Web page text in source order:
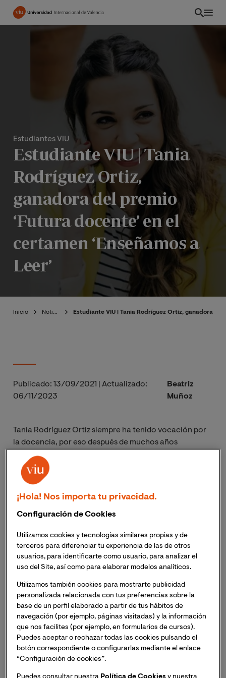
Pasar
contenido
Estudiantes VIU
Estudiante VIU | Tania
Rodríguez Ortiz,
ganadora del premio
‘Futura docente’ en el
certamen ‘Enseñamos a
Leer’
Inicio Noticias Estudiante VIU | Tania Rodríguez Ortiz, ganadora del
Publicado: 13/09/2021
Actualizado:
06/11/2023
Beatriz
Muñoz
Tania Rodríguez Ortiz siempre ha tenido vocación por
la docencia, por eso después de muchos años
ejerciendo como maestra de inglés en el sector
privado, en 2021 decidió dar el siguiente paso y
actualizar su titulación en VIU, matriculándose en el
Lengua Extranjera (inglés). Este mismo año, a través del
campus de la universidad descubrió el concurso
Manuel Lara y VIU, y decidió participar en la categoría
‘Futura docente’, con un proyecto bautizado ‘Leer y
soñar, todo es empezar’. Su propuesta, orientada a
primeros años de infancia, conquistó al jurado del
premio gracias a su metodología activa, motivadora y
participativa, y su original propuesta para generar una
rutina lectora tanto en los propios niños como en su
contexto familiar con la ayuda de ‘booktubers’.
Para conocer un poco más sobre su historia, su
proyecto y su experiencia en VIU, nos pusimos en
¡Hola! Nos importa tu privacidad.
Configuración de Cookies
Utilizamos cookies y tecnologías similares propias y de
terceros para diferenciar tu experiencia de las de otros
usuarios, para identificarte como usuario, para analizar el
uso del Site, así como para elaborar modelos analíticos.
Utilizamos también cookies para mostrarte publicidad
personalizada relacionada con tus preferencias sobre la
base de un perfil elaborado a partir de tus hábitos de
navegación (por ejemplo, páginas visitadas) y la información
que nos facilites (por ejemplo, en formularios de cursos).
Puedes aceptar o rechazar todas las cookies pulsando el
botón correspondiente o configurarlas mediante el enlace
“Configuración de cookies”.